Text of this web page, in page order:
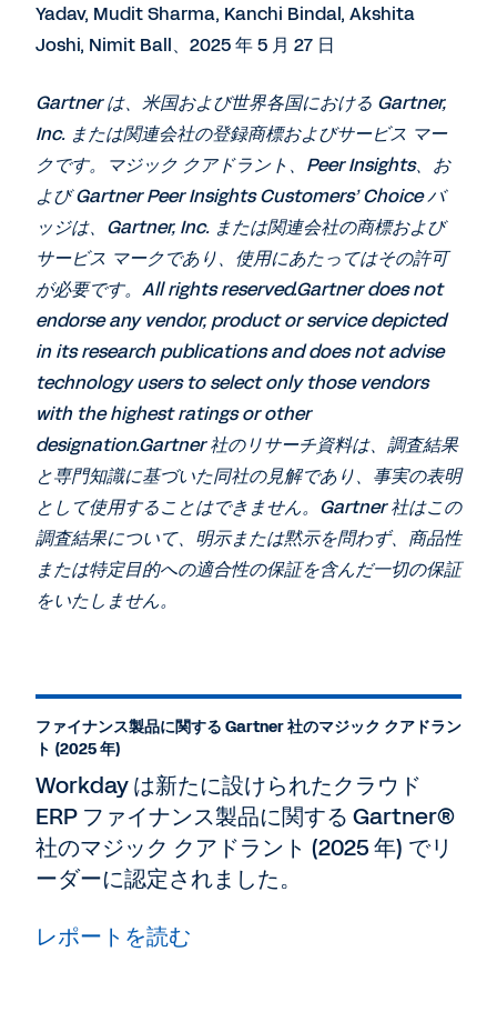
Yadav, Mudit Sharma, Kanchi Bindal, Akshita
Joshi, Nimit Ball、2025 年 5 月 27 日
Gartner は、米国および世界各国における Gartner,
Inc. または関連会社の登録商標およびサービス マー
クです。マジック クアドラント、Peer Insights、お
よび Gartner Peer Insights Customers’ Choice バ
ッジは、Gartner, Inc. または関連会社の商標および
サービス マークであり、使用にあたってはその許可
が必要です。All rights reserved.Gartner does not
endorse any vendor, product or service depicted
in its research publications and does not advise
technology users to select only those vendors
with the highest ratings or other
designation.Gartner 社のリサーチ資料は、調査結果
と専門知識に基づいた同社の見解であり、事実の表明
として使用することはできません。Gartner 社はこの
調査結果について、明示または黙示を問わず、商品性
または特定目的への適合性の保証を含んだ一切の保証
をいたしません。
ファイナンス製品に関する Gartner 社のマジック クアドラン
ト (2025 年)
Workday は新たに設けられたクラウド
ERP ファイナンス製品に関する Gartner®
社のマジック クアドラント (2025 年) でリ
ーダーに認定されました。
レポートを読む